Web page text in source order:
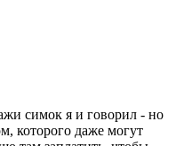
симок я и говорил - но
которого даже могут